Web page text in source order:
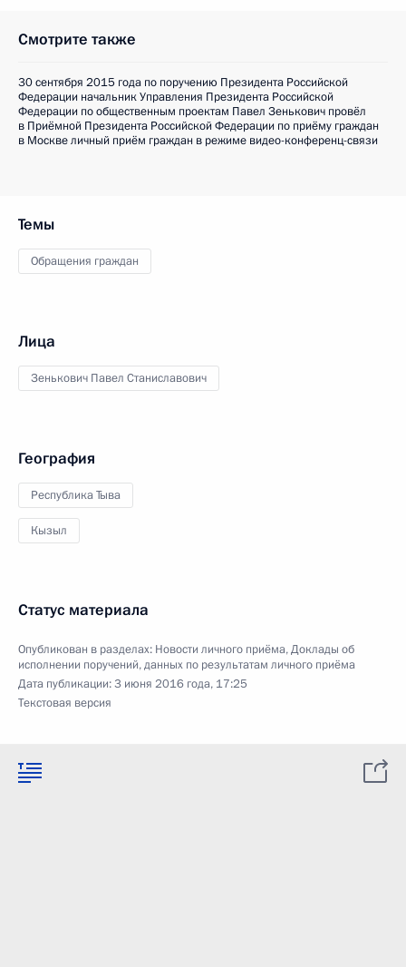
Смотрите также
30 сентября 2015 года по поручению Президента Российской
Федерации начальник Управления Президента Российской
Федерации по общественным проектам Павел Зенькович провёл
в Приёмной Президента Российской Федерации по приёму граждан
в Москве личный приём граждан в режиме видео-конференц-связи
Темы
Обращения граждан
Лица
Зенькович Павел Станиславович
География
Республика Тыва
Кызыл
Статус материала
Опубликован в разделах: Новости личного приёма,Доклады об
исполнении поручений, данных по результатам личного приёма
Дата публикации:3 июня 2016 года, 17:25
Текстовая версия